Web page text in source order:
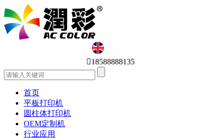
English
18588888135
首页
平板打印机
圆柱体打印机
OEM定制机
行业应用